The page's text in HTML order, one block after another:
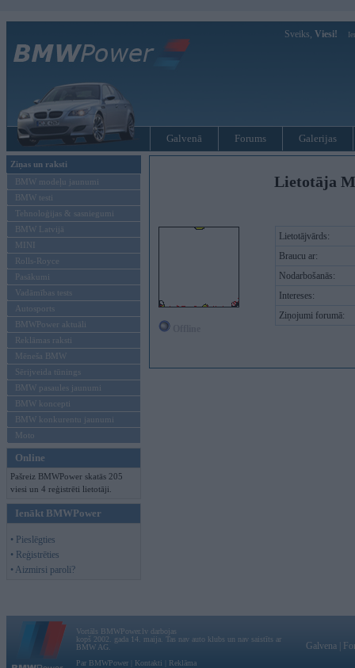
Sveiks, Viesi!
Galvenā Forums Galerijas
Ziņas un raksti
BMW modeļu jaunumi
BMW testi
Tehnoloģijas & sasniegumi
BMW Latvijā
MINI
Rolls-Royce
Pasākumi
Vadāmības tests
Autosports
BMWPower aktuāli
Reklāmas raksti
Mēneša BMW
Sērijveida tūnings
BMW pasaules jaunumi
BMW koncepti
BMW konkurentu jaunumi
Moto
Online
Pašreiz BMWPower skatās 205
viesi un 4 reģistrēti lietotāji.
Ienākt BMWPower
• Pieslēgties
• Reģistrēties
• Aizmirsi paroli?
Lietotāja
Lietotājvārds:
Braucu ar:
Nodarbošanās:
Intereses:
Ziņojumi forumā:
Vortāls BMWPower.lv darbojas
kopš 2002. gada 14. maija. Tas nav auto klubs un nav saistīts ar
BMW AG.
Par BMWPower
Kontakti Reklāma
Galvena